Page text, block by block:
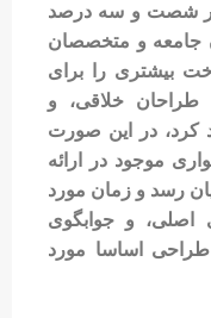
در شصت و سه درصد
جامعه و متخصصان
بیشتری را برای
طراحان خلاقی، و
کرد، در این صورت
موجود در ارائه
رسد و زمان مورد
اصلی، و جوابگوی
طراحی اساسا مورد